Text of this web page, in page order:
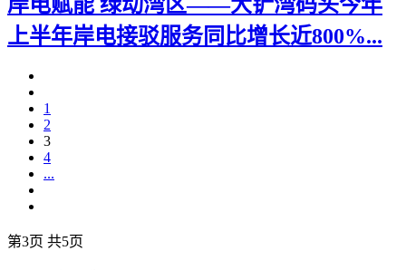
岸电赋能 绿动湾区——大铲湾码头今年
上半年岸电接驳服务同比增长近800%...
1
2
3
4
...
第3页 共5页